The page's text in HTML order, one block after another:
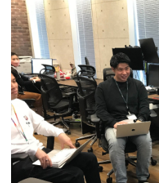
イベント・セミナー
インタビュー
就活成功ガイド
ナレッジ
リファレンス
プラン
個人向けプラン
法人向けプラン
評価結果一覧
再チャレンジ結果一覧
paiza times
note